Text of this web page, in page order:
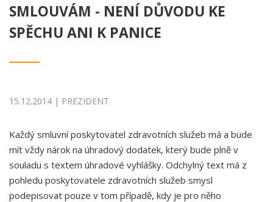
SMLOUVÁM - NENÍ DŮVODU KE
SPĚCHU ANI K PANICE
15.12.2014 | PREZIDENT
Každý smluvní poskytovatel zdravotních služeb má a bude
mít vždy nárok na úhradový dodatek, který bude plně v
souladu s textem úhradové vyhlášky. Odchylný text má z
pohledu poskytovatele zdravotních služeb smysl
podepisovat pouze v tom případě, kdy je pro něho